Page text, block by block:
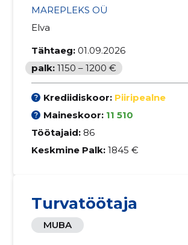
MAREPLEKS OÜ
Elva
Tähtaeg: 01.09.2026
palk: 1150 – 1200 €
Krediidiskoor: Piiripealne
Maineskoor: 11 510
Töötajaid: 86
Keskmine Palk: 1845 €
Turvatöötaja
MUBA